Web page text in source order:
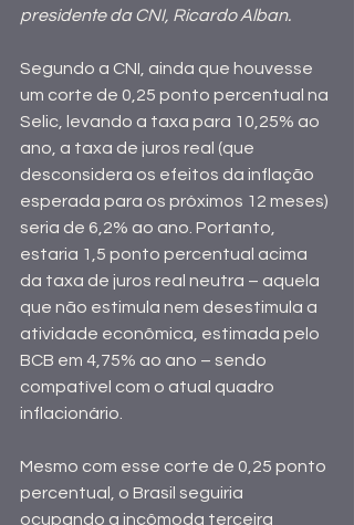
presidente da CNI, Ricardo Alban.
Segundo a CNI, ainda que houvesse
um corte de 0,25 ponto percentual na
Selic, levando a taxa para 10,25% ao
ano, a taxa de juros real (que
desconsidera os efeitos da inflação
esperada para os próximos 12 meses)
seria de 6,2% ao ano. Portanto,
estaria 1,5 ponto percentual acima
da taxa de juros real neutra – aquela
que não estimula nem desestimula a
atividade econômica, estimada pelo
BCB em 4,75% ao ano – sendo
compatível com o atual quadro
inflacionário.
Mesmo com esse corte de 0,25 ponto
percentual, o Brasil seguiria
ocupando a incômoda terceira